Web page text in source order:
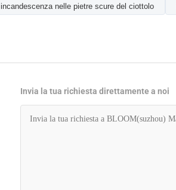
incandescenza nelle pietre scure del ciottolo
Invia la tua richiesta direttamente a noi